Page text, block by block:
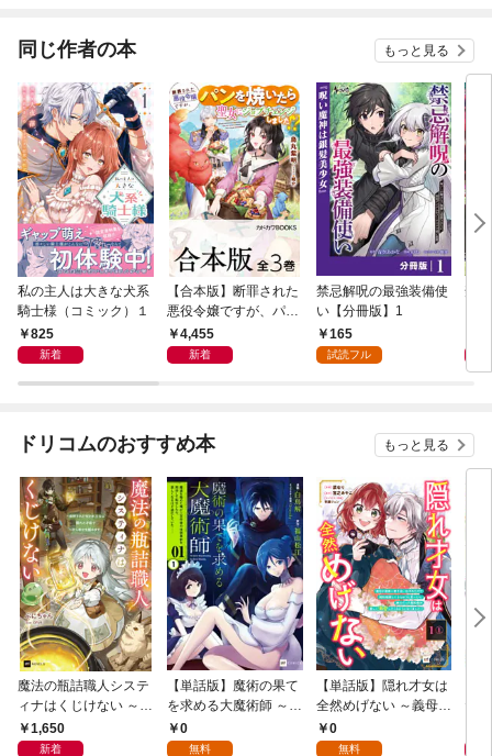
同じ作者の本 もっと見る
私の主人は大きな犬系
騎士様（コミック）１
825
新着
【合本版】断罪された
悪役令嬢ですが、パン
を焼いたら聖女にジョ
ブチェンジしまし
4,455
新着
禁忌解呪の最強装備使
い【分冊版】1
165
試読フル
禁
ドリコムのおすすめ本 もっと見る
魔法の瓶詰職人システ
ィナはくじけない ～追
放された呪われ王女は
隠れた才能で一から幸
1,650
新着
【単話版】魔術の果て
を求める大魔術師 ～魔
道を極めた俺が三百年
後の技術革新を期待し
0
無料
【単話版】隠れ才女は
全然めげない ～義母と
義妹に家を追い出され
たので婚約破棄しても
0
無料
た
一